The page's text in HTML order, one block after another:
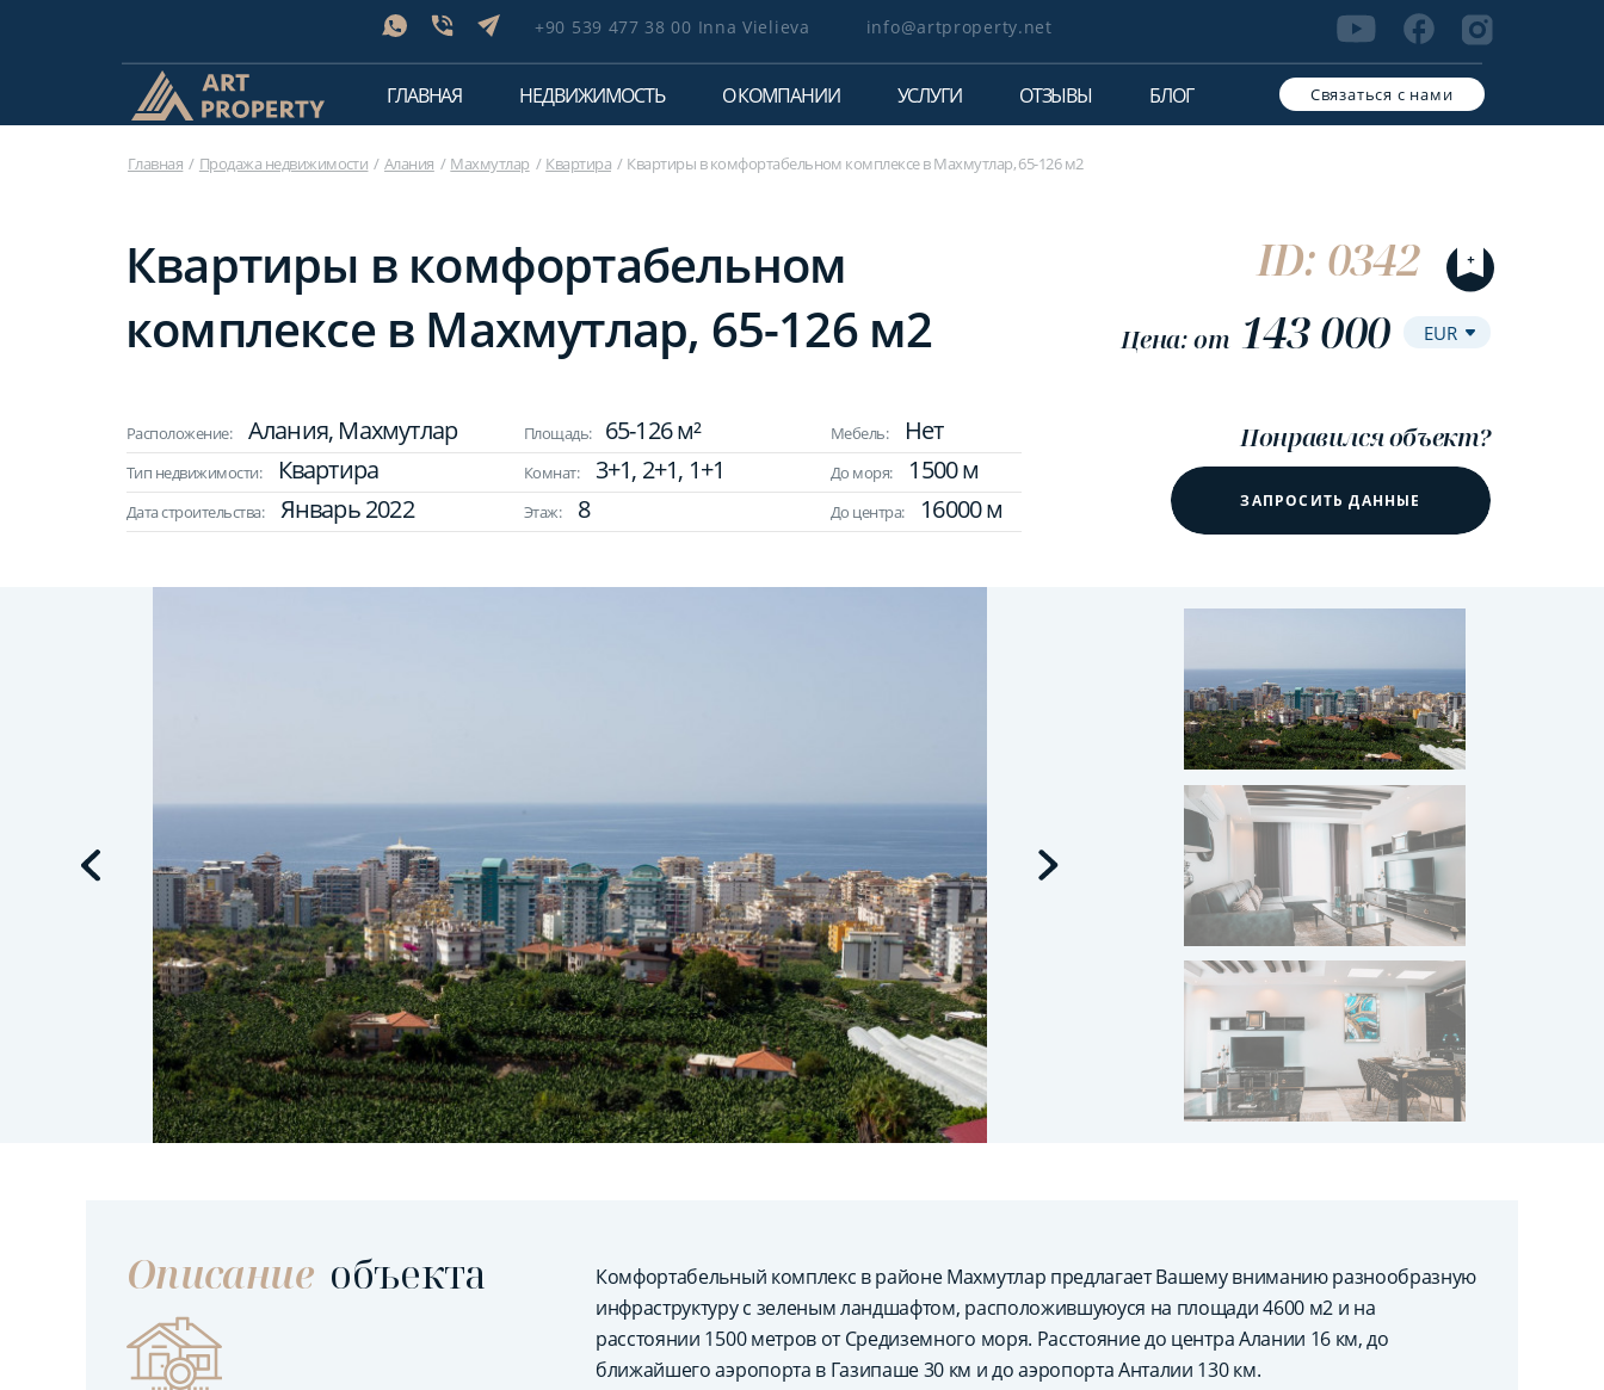
+90 539 477 38 00 Inna Vielieva info@artproperty.net
ГЛАВНАЯ НЕДВИЖИМОСТЬ О КОМПАНИИ УСЛУГИ ОТЗЫВЫ БЛОГ Связаться с нами
Главная Продажа недвижимости Алания Махмутлар Квартира Квартиры в комфортабельном комплексе в Махмутлар, 65-126 м2
Квартиры в комфортабельном
комплексе в Махмутлар, 65-126 м2
ID: 0342
Цена: от 143 000
Расположение: Алания, Махмутлар Площадь: 65-126 м² Мебель: Нет
Тип недвижимости: Квартира Комнат: 3+1, 2+1, 1+1 До моря: 1500 м
Дата строительства: Январь 2022 Этаж: 8 До центра: 16000 м
Понравился объект?
ЗАПРОСИТЬ ДАННЫЕ
Описание объекта
Комфортабельный комплекс в районе Махмутлар предлагает Вашему вниманию разнообразную
инфраструктуру с зеленым ландшафтом, расположившуюуся на площади 4600 м2 и на
расстоянии 1500 метров от Средиземного моря. Расстояние до центра Алании 16 км, до
ближайшего аэропорта в Газипаше 30 км и до аэропорта Анталии 130 км.